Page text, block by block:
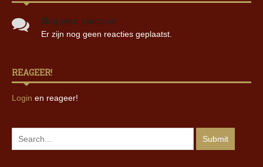
Nog geen reacties!
Er zijn nog geen reacties geplaatst.
REAGEER!
Login en reageer!